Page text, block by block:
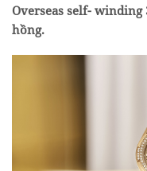
Overseas self-
hồng.